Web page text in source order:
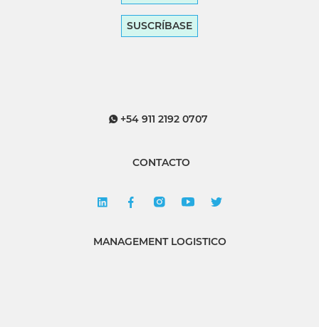
SUSCRÍBASE
+54 911 2192 0707
CONTACTO
MANAGEMENT LOGISTICO